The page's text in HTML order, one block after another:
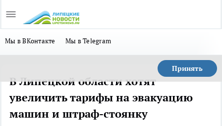
Мы в ВКонтакте Мы в Telegram
Принять
В Липецкой области хотят
увеличить тарифы на эвакуацию
машин и штраф-стоянку